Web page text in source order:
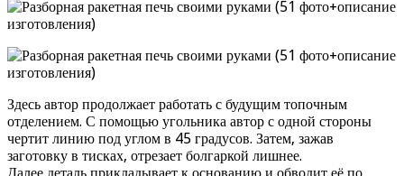
Здесь автор продолжает работать с будущим топочным
отделением. С помощью угольника автор с одной стороны
чертит линию под углом в 45 градусов. Затем, зажав
заготовку в тисках, отрезает болгаркой лишнее.
Далее деталь прикладывает к основанию и обводит её по